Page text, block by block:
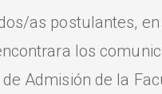
as postulantes,
los
Admisión de la